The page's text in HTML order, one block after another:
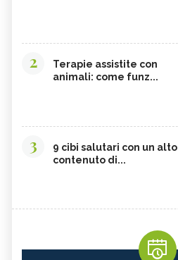
2
Terapie assistite con
animali: come funz...
3
9 cibi salutari con un alto
contenuto di...